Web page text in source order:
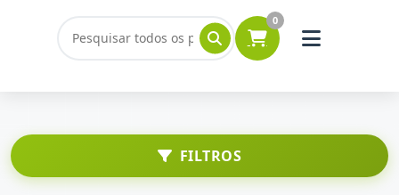
0
FILTROS